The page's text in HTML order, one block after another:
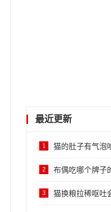
最近更新
1 猫的肚子有气泡
2 布偶吃哪个牌子
3 猫换粮拉稀呕吐